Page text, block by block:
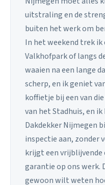
uitstraling en de
buiten het werk om
In het weekend trek
Valkhofpark of langs
waaien na een lange
scherp, en ik geniet
koffietje bij een van
van het Stadhuis, en
Dakdekker Nijmegen
inspectie aan, zonder
krijgt een vrijblijvende
garantie op ons werk.
gewoon wilt weten